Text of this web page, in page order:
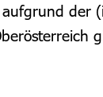
der